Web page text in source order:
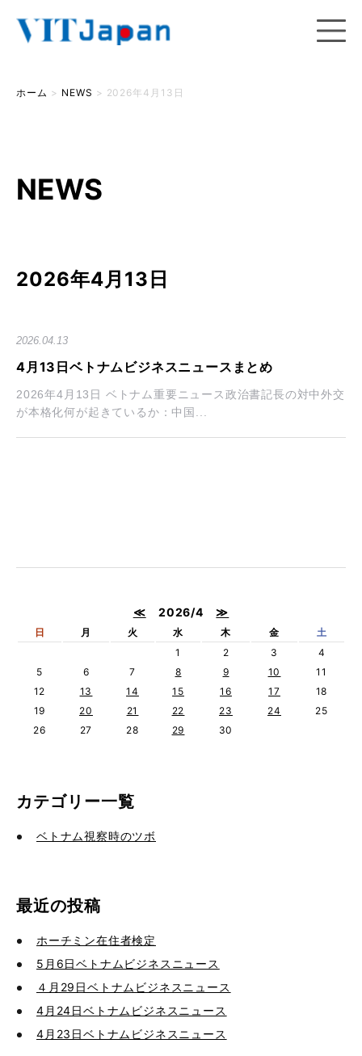
ホーム > NEWS > 2026年4月13日
NEWS
2026年4月13日
2026.04.13
4月13日ベトナムビジネスニュースまとめ
2026年4月13日 ベトナム重要ニュース政治書記長の対中外交
が本格化何が起きているか：中国...
≪ 2026/4 ≫
日 月 火 水 木 金
土
1
2 3
4
5
6 7 8 9 10
11
12
13 14 15 16 17
18
19
20 21 22 23 24
25
26
27 28 29 30
カテゴリー一覧
ベトナム視察時のツボ
最近の投稿
ホーチミン在住者検定
5月6日ベトナムビジネスニュース
４月29日ベトナムビジネスニュース
4月24日ベトナムビジネスニュース
4月23日ベトナムビジネスニュース